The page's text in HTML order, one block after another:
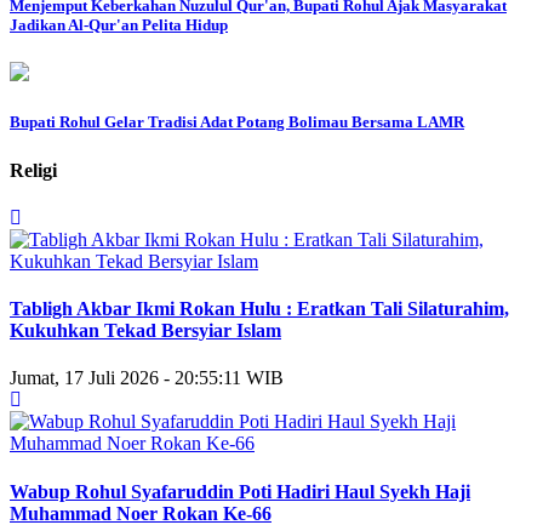
Menjemput Keberkahan Nuzulul Qur'an, Bupati Rohul Ajak Masyarakat
Jadikan Al-Qur'an Pelita Hidup
Bupati Rohul Gelar Tradisi Adat Potang Bolimau Bersama LAMR
Religi
Tabligh Akbar Ikmi Rokan Hulu : Eratkan Tali Silaturahim,
Kukuhkan Tekad Bersyiar Islam
Jumat, 17 Juli 2026 - 20:55:11 WIB
Wabup Rohul Syafaruddin Poti Hadiri Haul Syekh Haji
Muhammad Noer Rokan Ke-66